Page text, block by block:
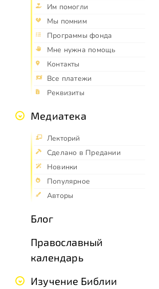
Им помогли
Мы помним
Программы фонда
Мне нужна помощь
Контакты
Все платежи
Реквизиты
Медиатека
Лекторий
Сделано в Предании
Новинки
Популярное
Авторы
Блог
Православный
календарь
Изучение Библии